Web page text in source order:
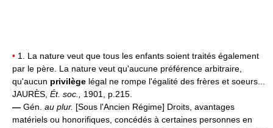
• 1. La nature veut que tous les enfants soient traités également
par le père. La nature veut qu'aucune préférence arbitraire,
qu'aucun privilège légal ne rompe l'égalité des frères et soeurs...
JAURÈS, Ét. soc., 1901, p.215.
— Gén. au plur. [Sous l'Ancien Régime] Droits, avantages
matériels ou honorifiques, concédés à certaines personnes en